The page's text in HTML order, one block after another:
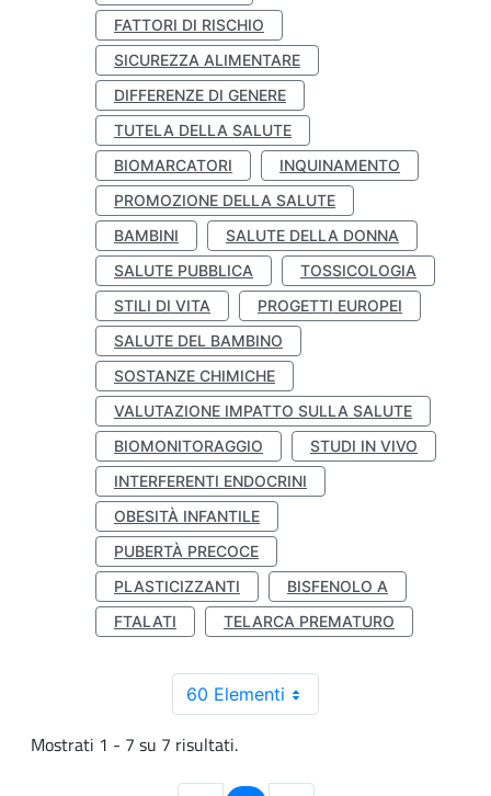
FATTORI DI RISCHIO
SICUREZZA ALIMENTARE
DIFFERENZE DI GENERE
TUTELA DELLA SALUTE
BIOMARCATORI
INQUINAMENTO
PROMOZIONE DELLA SALUTE
BAMBINI
SALUTE DELLA DONNA
SALUTE PUBBLICA
TOSSICOLOGIA
STILI DI VITA
PROGETTI EUROPEI
SALUTE DEL BAMBINO
SOSTANZE CHIMICHE
VALUTAZIONE IMPATTO SULLA SALUTE
BIOMONITORAGGIO
STUDI IN VIVO
INTERFERENTI ENDOCRINI
OBESITÀ INFANTILE
PUBERTÀ PRECOCE
PLASTICIZZANTI
BISFENOLO A
FTALATI
TELARCA PREMATURO
60 Elementi
Mostrati 1 - 7 su 7 risultati.